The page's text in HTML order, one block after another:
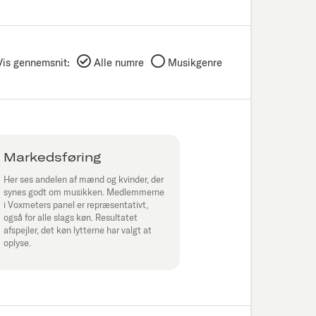
gennemsnit: Alle numre Musikgenre
Markedsføring
Her ses andelen af mænd og kvinder, der
synes godt om musikken. Medlemmerne
i Voxmeters panel er repræsentativt,
også for alle slags køn. Resultatet
afspejler, det køn lytterne har valgt at
oplyse.